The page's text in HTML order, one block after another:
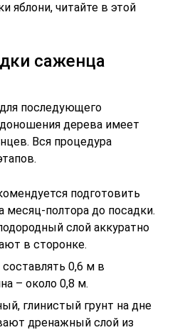
яблони, читайте в этой
саженца
последующего
дерева имеет
Вся процедура
подготовить
месяц-полтора до посадки.
слой аккуратно
в сторонке.
0,6 м в
– около 0,8 м.
глинистый грунт на дне
дренажный слой из